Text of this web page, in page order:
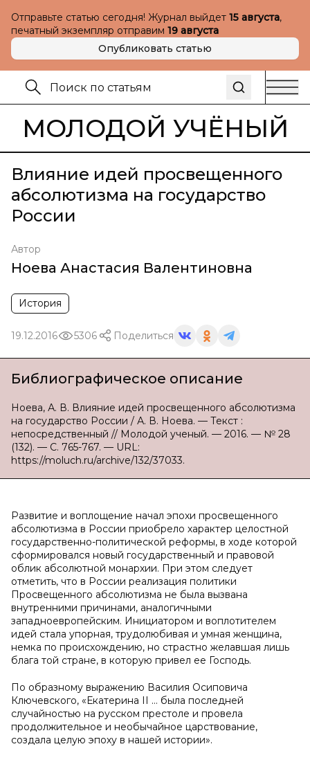
Отправьте статью сегодня! Журнал выйдет 15 августа,
печатный экземпляр отправим 19 августа
Опубликовать статью
МОЛОДОЙ УЧЁНЫЙ
Влияние идей просвещенного
абсолютизма на государство
России
Автор
Ноева Анастасия Валентиновна
История
19.12.2016 5306 Поделиться
Библиографическое описание
Ноева, А. В. Влияние идей просвещенного абсолютизма
на государство России / А. В. Ноева. — Текст :
непосредственный // Молодой ученый. — 2016. — № 28
(132). — С. 765-767. — URL:
https://moluch.ru/archive/132/37033.
Развитие и воплощение начал эпохи просвещенного
абсолютизма в России приобрело характер целостной
государственно-политической реформы, в ходе которой
сформировался новый государственный и правовой
облик абсолютной монархии. При этом следует
отметить, что в России реализация политики
Просвещенного абсолютизма не была вызвана
внутренними причинами, аналогичными
западноевропейским. Инициатором и воплотителем
идей стала упорная, трудолюбивая и умная женщина,
немка по происхождению, но страстно желавшая лишь
блага той стране, в которую привел ее Господь.
По образному выражению Василия Осиповича
Ключевского, «Екатерина II … была последней
случайностью на русском престоле и провела
продолжительное и необычайное царствование,
создала целую эпоху в нашей истории».